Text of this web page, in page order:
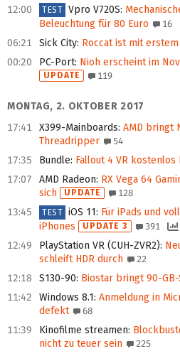
12:00 TEST Vpro V720S:
Beleuchtung für 80 Euro
16
06:21 Sick City: Roccat ist mit
00:20 PC-Port: Nioh erscheint im
UPDATE 119
MONTAG, 2. OKTOBER 2017
17:41
X399-Mainboards: AMD bringt
Threadripper
54
17:35 Bundle: Fallout 4 VR kostenlos
17:07 AMD Radeon: RX Vega 64
sich
UPDATE 128
13:45 TEST iOS 11: Für iPads und
iPhones
UPDATE 3 391
12:49 PlayStation VR (CUH-ZVR2):
schleift HDR durch
22
12:18 S130-90: Biostar bringt 90-GB-
11:42 Windows 8.1: Anmeldung in
defekt
68
11:39 Kinofilme streamen:
nicht zu teuer sein
225